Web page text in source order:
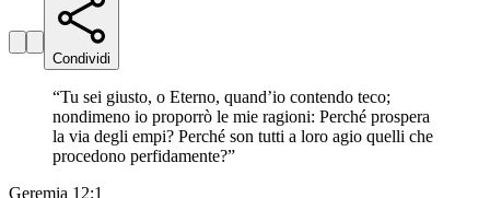
Condividi
“Tu sei giusto, o Eterno, quand’io contendo teco;
nondimeno io proporrò le mie ragioni: Perché prospera
la via degli empi? Perché son tutti a loro agio quelli che
procedono perfidamente?”
Geremia 12:1